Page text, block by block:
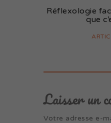
Réflexologie
que
Laisser un
Votre adresse e-